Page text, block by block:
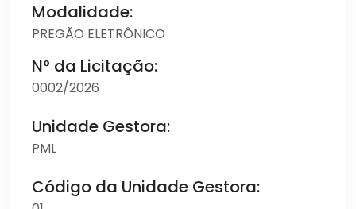
Modalidade:
PREGÃO ELETRÔNICO
N° da Licitação:
0002/2026
Unidade Gestora:
PML
Código da Unidade Gestora: